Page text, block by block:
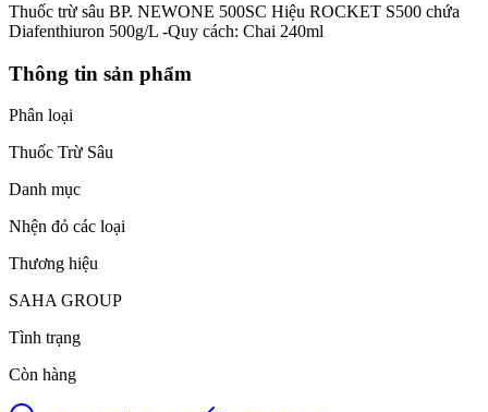
Thuốc trừ sâu BP. NEWONE 500SC Hiệu ROCKET S500 chứa
Diafenthiuron 500g/L -Quy cách: Chai 240ml
Thông tin sản phẩm
Phân loại
Thuốc Trừ Sâu
Danh mục
Nhện đỏ các loại
Thương hiệu
SAHA GROUP
Tình trạng
Còn hàng